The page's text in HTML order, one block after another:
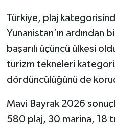
Türkiye, plaj
Yunanistan’ın ardından
başarılı üçüncü ülkesi
turizm tekneleri
dördüncülüğünü de
Mavi Bayrak 2026
580 plaj, 30 marina, 18